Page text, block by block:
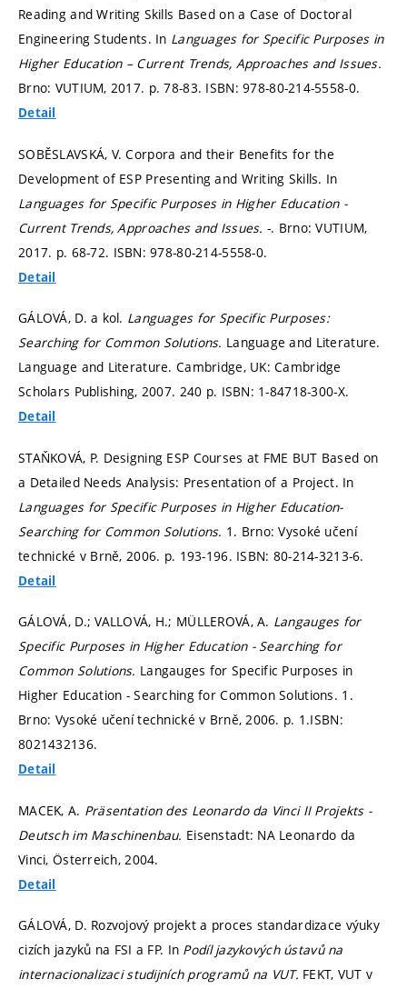
Reading and Writing Skills Based on a Case of Doctoral
Engineering Students. In Languages for Specific Purposes in
Higher Education – Current Trends, Approaches and Issues.
Brno: VUTIUM, 2017. p. 78-83. ISBN: 978-80-214-5558-0.
Detail
SOBĚSLAVSKÁ, V. Corpora and their Benefits for the
Development of ESP Presenting and Writing Skills. In
Languages for Specific Purposes in Higher Education -
Current Trends, Approaches and Issues. -. Brno: VUTIUM,
2017. p. 68-72. ISBN: 978-80-214-5558-0.
Detail
GÁLOVÁ, D. a kol. Languages for Specific Purposes:
Searching for Common Solutions. Language and Literature.
Language and Literature. Cambridge, UK: Cambridge
Scholars Publishing, 2007. 240 p. ISBN: 1-84718-300-X.
Detail
STAŇKOVÁ, P. Designing ESP Courses at FME BUT Based on
a Detailed Needs Analysis: Presentation of a Project. In
Languages for Specific Purposes in Higher Education-
Searching for Common Solutions. 1. Brno: Vysoké učení
technické v Brně, 2006. p. 193-196. ISBN: 80-214-3213-6.
Detail
GÁLOVÁ, D.; VALLOVÁ, H.; MÜLLEROVÁ, A. Langauges for
Specific Purposes in Higher Education - Searching for
Common Solutions. Langauges for Specific Purposes in
Higher Education - Searching for Common Solutions. 1.
Brno: Vysoké učení technické v Brně, 2006. p. 1.ISBN:
8021432136.
Detail
MACEK, A. Präsentation des Leonardo da Vinci II Projekts -
Deutsch im Maschinenbau. Eisenstadt: NA Leonardo da
Vinci, Österreich, 2004.
Detail
GÁLOVÁ, D. Rozvojový projekt a proces standardizace výuky
cizích jazyků na FSI a FP. In Podíl jazykových ústavů na
internacionalizaci studijních programů na VUT. FEKT, VUT v